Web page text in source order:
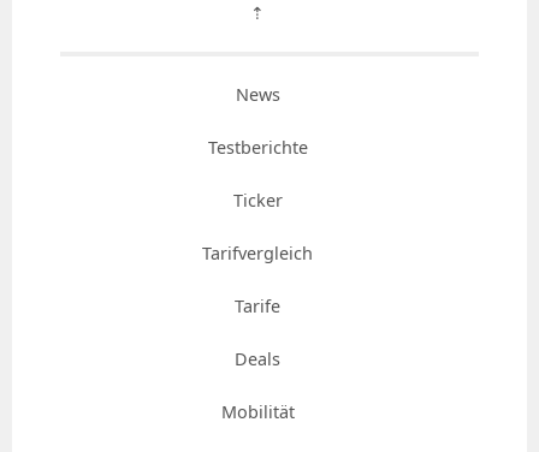
⇡
News
Testberichte
Ticker
Tarifvergleich
Tarife
Deals
Mobilität